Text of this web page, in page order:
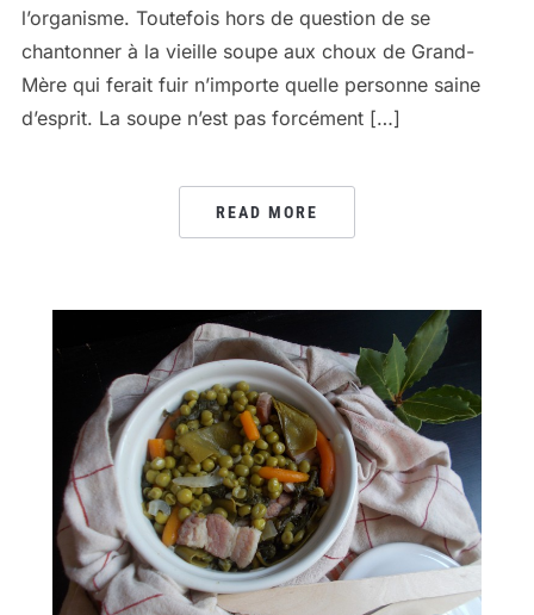
l’organisme. Toutefois hors de question de se
chantonner à la vieille soupe aux choux de Grand-
Mère qui ferait fuir n’importe quelle personne saine
d’esprit. La soupe n’est pas forcément […]
READ MORE